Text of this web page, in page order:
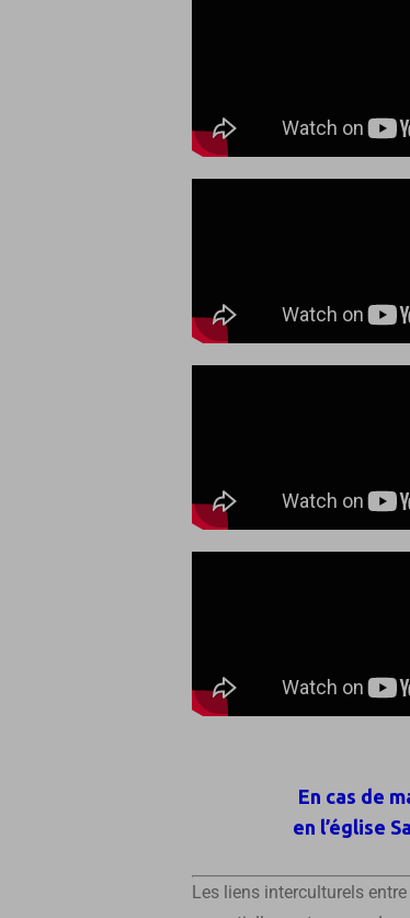
En cas de
en l’église
Les liens interculturels